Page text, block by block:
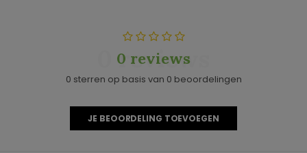
0 reviews
0 reviews
0 sterren op basis van 0 beoordelingen
JE BEOORDELING TOEVOEGEN